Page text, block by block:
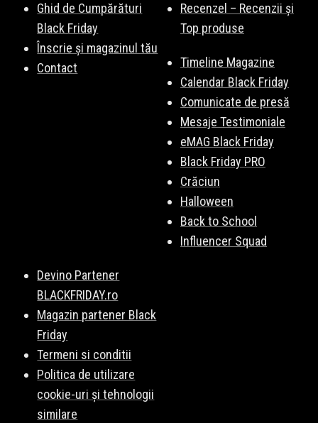
Ghid de Cumpărături
Black Friday
Înscrie și magazinul tău
Contact
Recenzel – Recenzii și
Top produse
Timeline Magazine
Calendar Black Friday
Comunicate de presă
Mesaje Testimoniale
eMAG Black Friday
Black Friday PRO
Crăciun
Halloween
Back to School
Influencer Squad
Devino Partener
BLACKFRIDAY.ro
Magazin partener Black
Friday
Termeni si conditii
Politica de utilizare
cookie-uri și tehnologii
similare